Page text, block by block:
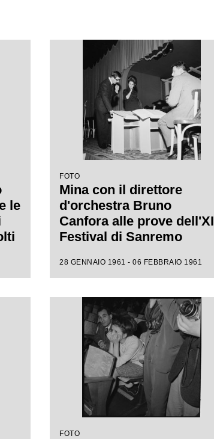
le
FOTO
Mina con il direttore
d'orchestra Bruno
Canfora alle prove dell'XI
Festival di Sanremo
28 GENNAIO 1961 - 06 FEBBRAIO 1961
FOTO